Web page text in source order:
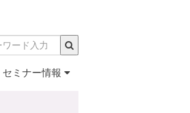
セミナー情報